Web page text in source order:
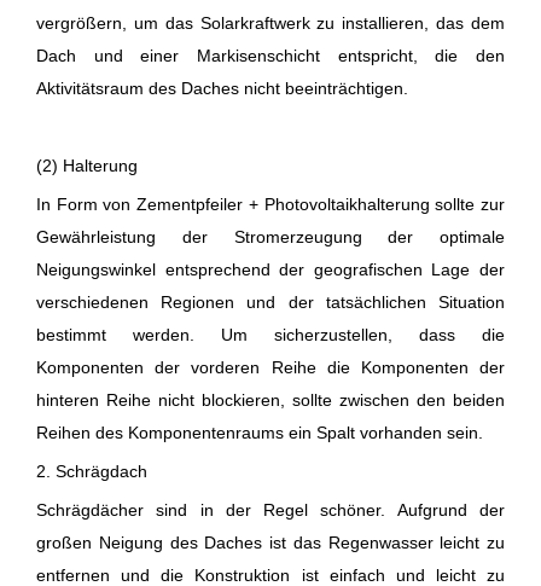
vergrößern, um das Solarkraftwerk zu installieren, das dem
Dach und einer Markisenschicht entspricht, die den
Aktivitätsraum des Daches nicht beeinträchtigen.
(2) Halterung
In Form von Zementpfeiler + Photovoltaikhalterung sollte zur
Gewährleistung der Stromerzeugung der optimale
Neigungswinkel entsprechend der geografischen Lage der
verschiedenen Regionen und der tatsächlichen Situation
bestimmt werden. Um sicherzustellen, dass die
Komponenten der vorderen Reihe die Komponenten der
hinteren Reihe nicht blockieren, sollte zwischen den beiden
Reihen des Komponentenraums ein Spalt vorhanden sein.
2. Schrägdach
Schrägdächer sind in der Regel schöner. Aufgrund der
großen Neigung des Daches ist das Regenwasser leicht zu
entfernen und die Konstruktion ist einfach und leicht zu